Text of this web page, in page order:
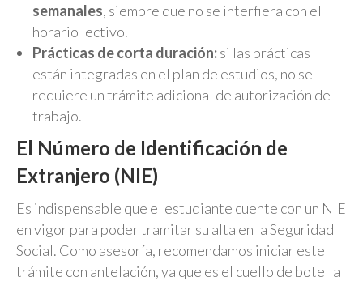
semanales, siempre que no se interfiera con el
horario lectivo.
Prácticas de corta duración:si las prácticas
están integradas en el plan de estudios, no se
requiere un trámite adicional de autorización de
trabajo.
El Número de Identificación de
Extranjero (NIE)
Es indispensable que el estudiante cuente con un NIE
en vigor para poder tramitar su alta en la Seguridad
Social. Como asesoría, recomendamos iniciar este
trámite con antelación, ya que es el cuello de botella